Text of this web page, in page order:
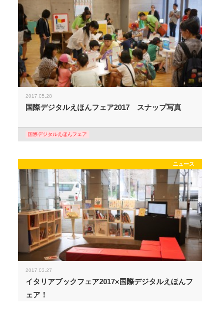
2017.05.28
国際デジタルえほんフェア2017 スナップ写真
国際デジタルえほんフェア
ニュース
2017.03.27
イタリアブックフェア2017×国際デジタルえほんフ
ェア！